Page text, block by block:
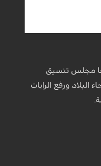
دعا مجلس تنسيق
ورفع الرايات